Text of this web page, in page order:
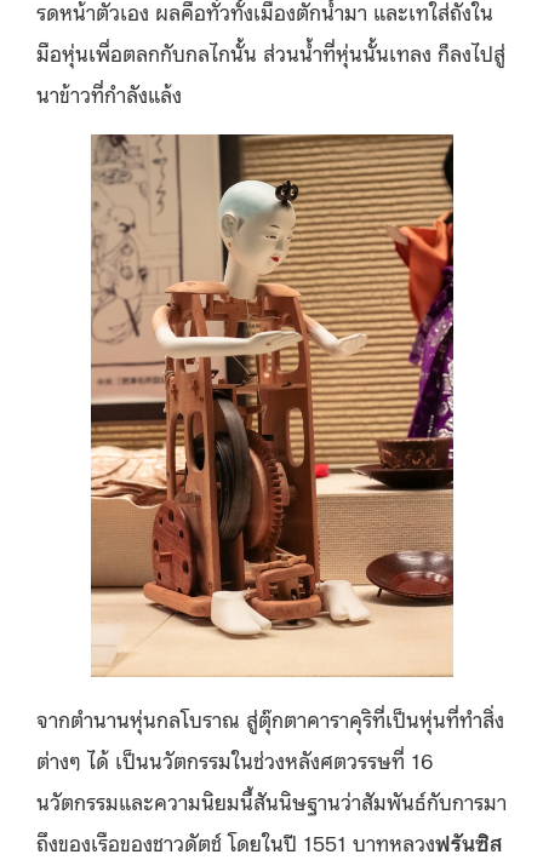
รดหน้าตัวเอง ผลคือทั่วทั้งเมืองตักน้ำมา และเทใส่ถังใน
มือหุ่นเพื่อตลกกับกลไกนั้น ส่วนน้ำที่หุ่นนั้นเทลง ก็ลงไปสู่
นาข้าวที่กำลังแล้ง
จากตำนานหุ่นกลโบราณ สู่ตุ๊กตาคาราคุริที่เป็นหุ่นที่ทำสิ่ง
ต่างๆ ได้ เป็นนวัตกรรมในช่วงหลังศตวรรษที่ 16
นวัตกรรมและความนิยมนี้สันนิษฐานว่าสัมพันธ์กับการมา
ถึงของเรือของชาวดัตช์ โดยในปี 1551 บาทหลวงฟรันซิส